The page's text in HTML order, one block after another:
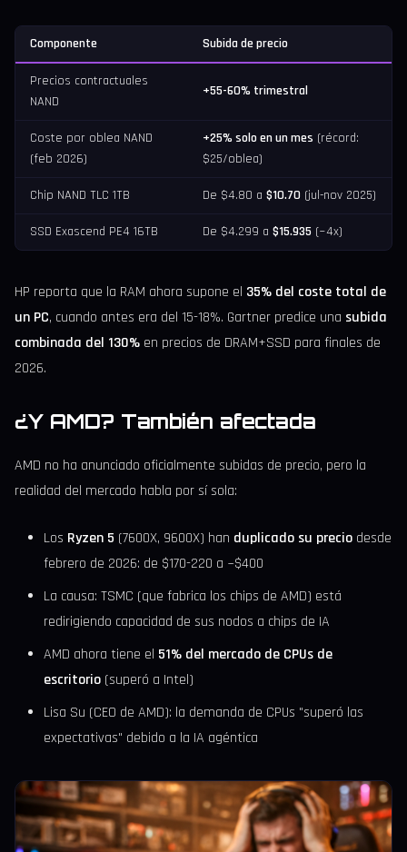
Componente Subida de precio
Precios contractuales
NAND
+55-60% trimestral
Coste por oblea NAND
(feb 2026)
+25% solo en un mes (récord:
$25/oblea)
Chip NAND TLC 1TB De $4.80 a $10.70 (jul-nov 2025)
SSD Exascend PE4 16TB De $4.299 a $15.935 (~4x)
HP reporta que la RAM ahora supone el 35% del coste total de
un PC, cuando antes era del 15-18%. Gartner predice una subida
combinada del 130% en precios de DRAM+SSD para finales de
2026.
¿Y AMD? También afectada
AMD no ha anunciado oficialmente subidas de precio, pero la
realidad del mercado habla por sí sola:
Los Ryzen 5 (7600X, 9600X) han duplicado su precio desde
febrero de 2026: de $170-220 a ~$400
La causa: TSMC (que fabrica los chips de AMD) está
redirigiendo capacidad de sus nodos a chips de IA
AMD ahora tiene el 51% del mercado de CPUs de
escritorio (superó a Intel)
Lisa Su (CEO de AMD): la demanda de CPUs "superó las
expectativas" debido a la IA agéntica